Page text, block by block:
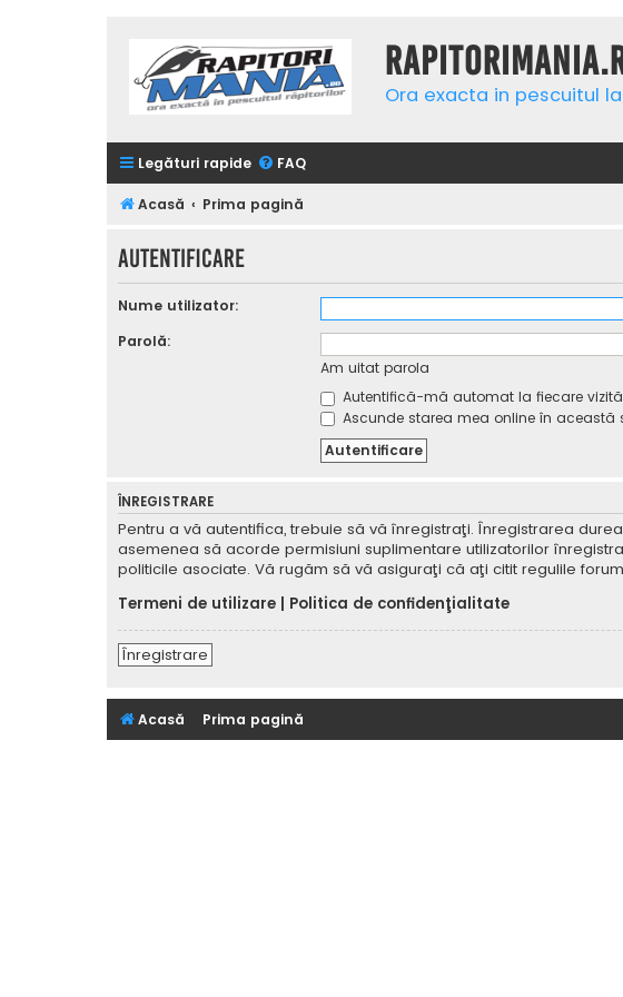
Ora exacta in pescuitul
Legături rapide FAQ
Acasă Prima pagină
Autentificare
Nume utilizator:
Parolă:
Am uitat parola
Autentifică-mă automat la fiecare vizită
Ascunde starea mea online în această
ÎNREGISTRARE
Pentru a vă autentifica, trebuie să vă înregistraţi. Înregistrarea
asemenea să acorde permisiuni suplimentare utilizatorilor
politicile asociate. Vă rugăm să vă asiguraţi că aţi citit regulile
Termeni de utilizare
Politica de confidenţialitate
Înregistrare
Acasă Prima pagină